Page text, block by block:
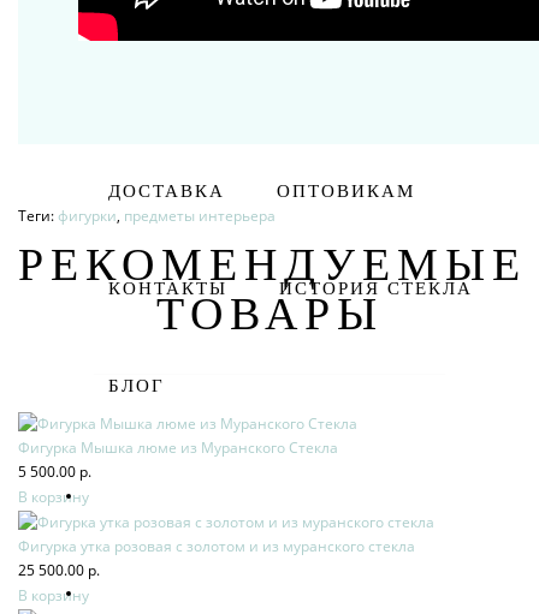
Кувшины Мурано
Предметы интерьера
ДОСТАВКА ОПТОВИКАМ
КОНТАКТЫ ИСТОРИЯ СТЕКЛА
БЛОГ
Теги: фигурки, предметы интерьера
РЕКОМЕНДУЕМЫЕ
ТОВАРЫ
Фигурка Мышка люме из Муранского Стекла
5 500.00 р.
В корзину
Фигурка утка розовая с золотом и из муранского стекла
25 500.00 р.
В корзину